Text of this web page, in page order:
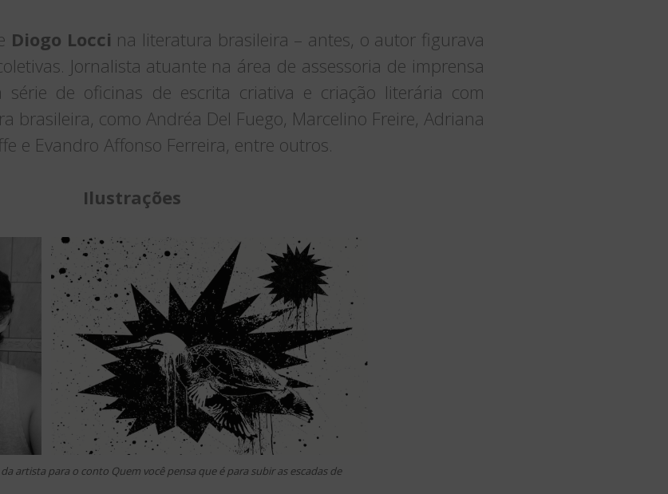
Diogo Locci na literatura brasileira – antes, o autor figurava
Jornalista atuante na área de assessoria de imprensa
de oficinas de escrita criativa e criação literária com
brasileira, como Andréa Del Fuego, Marcelino Freire, Adriana
e Evandro Affonso Ferreira, entre outros.
Ilustrações
artista para o conto Quem você pensa que é para subir as escadas de